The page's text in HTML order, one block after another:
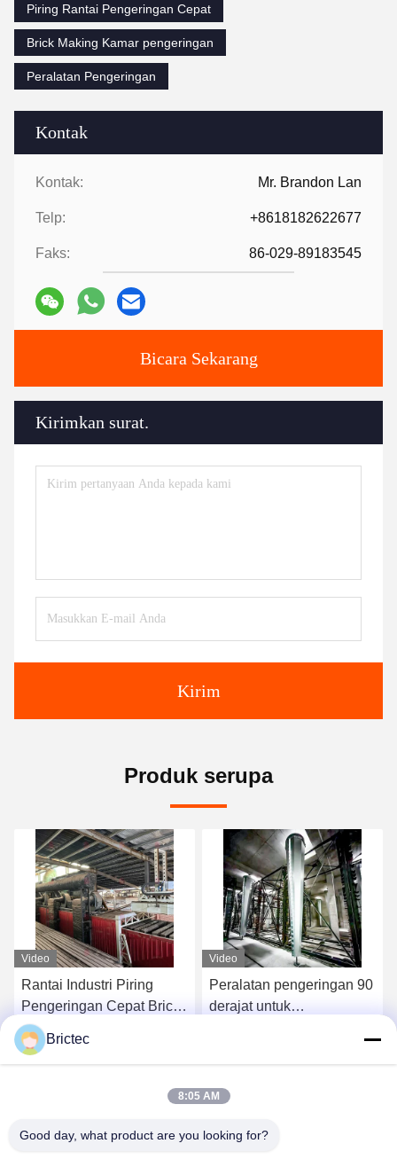
Kontak
Kontak: Mr. Brandon Lan
Telp: +8618182622677
Faks: 86-029-89183545
Bicara Sekarang
Kirimkan surat.
Kirim
Piring Rantai Pengeringan Cepat
Brick Making Kamar pengeringan
Peralatan Pengeringan
Produk serupa
Video
Rantai Industri Piring
Pengeringan Cepat Brick
Plant Kamar Pengeringan
Untuk Brick Plant
Dapatkan Harga Terbaik
Video
Peralatan pengeringan 90
derajat untuk
pengeringan pembuatan
bata
Dapatkan Harga Terbaik
Brictec
8:05 AM
Good day, what product are you looking for?